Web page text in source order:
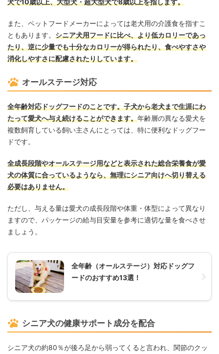
犬で10歳以上、大型犬・超大型犬で8歳以上を指します。
また、ペットフードメーカーによっては老犬用の介護食を指すこ
ともあります。 シニア犬用フードに比べ、より低カロリーであっ
たり、逆に少量でも十分なカロリーが得られたり、食べやすさや
消化しやすさに配慮されたりしています。
オールステージ対応
全年齢対応ドッグフードのことです。子犬から老犬まで生涯にわ
たって愛犬へ与え続けることができます。年齢層の異なる愛犬を
複数飼育している飼い主さんにとっては、特に便利なドッグフー
ドです。
全成長段階やオールステージ用などと表示された総合栄養食が愛
犬の体質に合っているようなら、無理にシニア向けへ切り替える
必要はありません。
ただし、与える量は愛犬の成長段階や体重・体型によって異なり
ますので、パッケージの給与目安量を参考に適切な量を食べさせ
ましょう。
全年齢（オールステージ）対応ドッグフ
ードのおすすめ13選！
シニア犬の健康サポート成分を配合
シニア犬の約80％が後ろ足から弱ってくると言われ、関節のクッ